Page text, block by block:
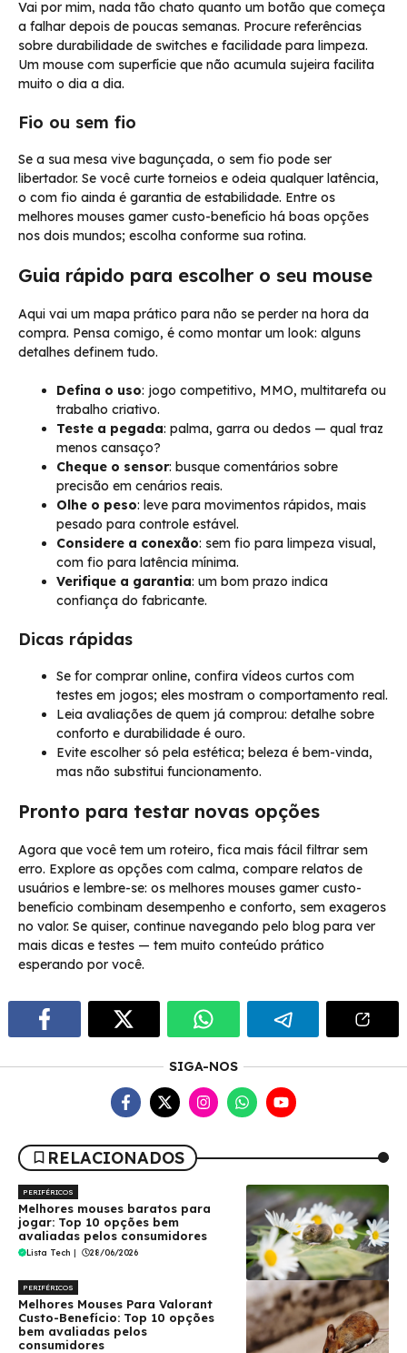
Vai por mim, nada tão chato quanto um botão que começa
a falhar depois de poucas semanas. Procure referências
sobre durabilidade de switches e facilidade para limpeza.
Um mouse com superfície que não acumula sujeira facilita
muito o dia a dia.
Fio ou sem fio
Se a sua mesa vive bagunçada, o sem fio pode ser
libertador. Se você curte torneios e odeia qualquer latência,
o com fio ainda é garantia de estabilidade. Entre os
melhores mouses gamer custo-benefício há boas opções
nos dois mundos; escolha conforme sua rotina.
Guia rápido para escolher o seu mouse
Aqui vai um mapa prático para não se perder na hora da
compra. Pensa comigo, é como montar um look: alguns
detalhes definem tudo.
Defina o uso: jogo competitivo, MMO, multitarefa ou
trabalho criativo.
Teste a pegada: palma, garra ou dedos — qual traz
menos cansaço?
Cheque o sensor: busque comentários sobre
precisão em cenários reais.
Olhe o peso: leve para movimentos rápidos, mais
pesado para controle estável.
Considere a conexão: sem fio para limpeza visual,
com fio para latência mínima.
Verifique a garantia: um bom prazo indica
confiança do fabricante.
Dicas rápidas
Se for comprar online, confira vídeos curtos com
testes em jogos; eles mostram o comportamento real.
Leia avaliações de quem já comprou: detalhe sobre
conforto e durabilidade é ouro.
Evite escolher só pela estética; beleza é bem-vinda,
mas não substitui funcionamento.
Pronto para testar novas opções
Agora que você tem um roteiro, fica mais fácil filtrar sem
erro. Explore as opções com calma, compare relatos de
usuários e lembre-se: os melhores mouses gamer custo-
benefício combinam desempenho e conforto, sem exageros
no valor. Se quiser, continue navegando pelo blog para ver
mais dicas e testes — tem muito conteúdo prático
esperando por você.
SIGA-NOS
RELACIONADOS
PERIFÉRICOS
Melhores mouses baratos para
jogar: Top 10 opções bem
avaliadas pelos consumidores
Lista Tech | 28/06/2026
PERIFÉRICOS
Melhores Mouses Para Valorant
Custo-Benefício: Top 10 opções
bem avaliadas pelos
consumidores